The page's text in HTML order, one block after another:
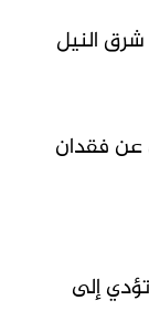
النيل
عن فقدان
إلى